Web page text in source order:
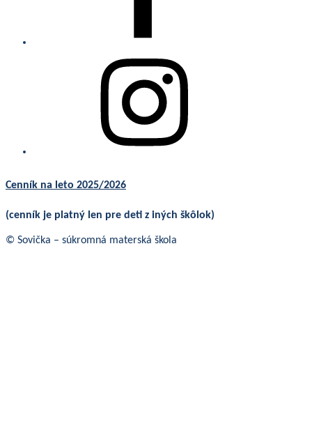
Cenník na leto 2025/2026
(cenník je platný len pre deti z iných škôlok)
© Sovička – súkromná materská škola